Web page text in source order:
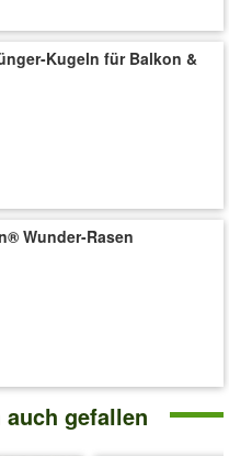
Kugeln für Balkon &
Wunder-Rasen
auch gefallen